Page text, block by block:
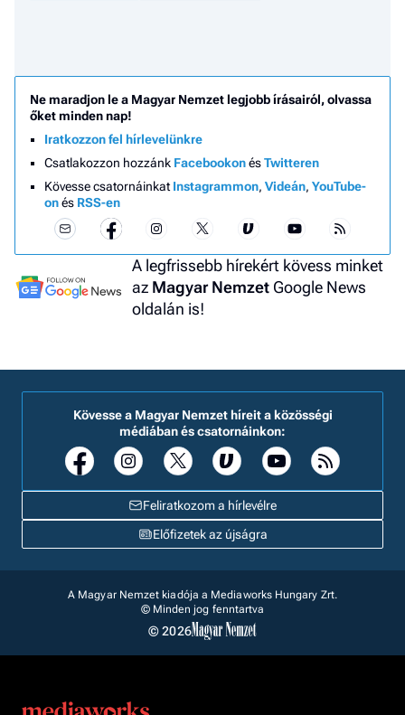
Ne maradjon le a Magyar Nemzet legjobb írásairól, olvassa
őket minden nap!
Iratkozzon fel hírlevelünkre
Csatlakozzon hozzánk FacebookonésTwitteren
Kövesse csatornáinkat Instagrammon, Videán, YouTube-
onés RSS-en
A legfrissebb hírekért kövess minket
az Magyar Nemzet Google News
oldalán is!
Feliratkozom a hírlevélre
Kövesse a Magyar Nemzet híreit a közösségi
médiában és csatornáinkon:
Előfizetek az újságra
A Magyar Nemzet kiadója a Mediaworks Hungary Zrt.
© Minden jog fenntartva
© 2026